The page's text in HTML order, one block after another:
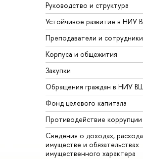
Руководство и структура
Устойчивое развитие в НИУ
Преподаватели и сотрудники
Корпуса и общежития
Закупки
Обращения граждан в НИУ
Фонд целевого капитала
Противодействие коррупции
Сведения о доходах,
имуществе и обязательствах
имущественного характера